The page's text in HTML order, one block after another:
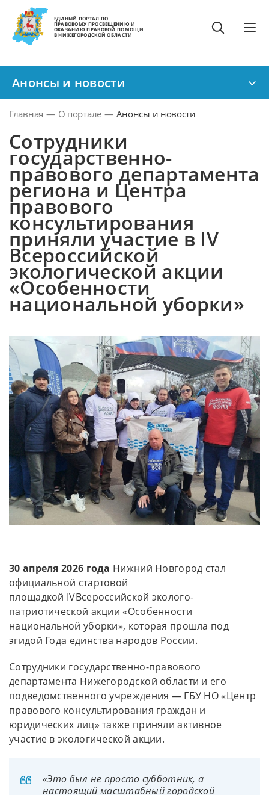
ЕДИНЫЙ ПОРТАЛ ПО
ПРАВОВОМУ ПРОСВЕЩЕНИЮ И
ОКАЗАНИЮ ПРАВОВОЙ ПОМОЩИ
В НИЖЕГОРОДСКОЙ ОБЛАСТИ
Анонсы и новости
Главная — О портале — Анонсы и новости
Сотрудники
государственно-
правового департамента
региона и Центра
правового
консультирования
приняли участие в IV
Всероссийской
экологической акции
«Особенности
национальной уборки»
30 апреля 2026 года Нижний Новгород стал
официальной стартовой
площадкой IVВсероссийской эколого-
патриотической акции «Особенности
национальной уборки», которая прошла под
эгидой Года единства народов России.
Сотрудники государственно-правового
департамента Нижегородской области и его
подведомственного учреждения — ГБУ НО «Центр
правового консультирования граждан и
юридических лиц» также приняли активное
участие в экологической акции.
«Это был не просто субботник, а
настоящий масштабный городской